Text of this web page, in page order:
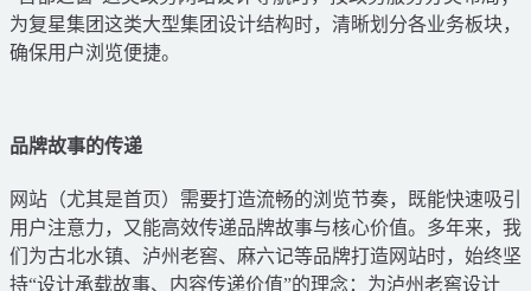
为复星集团这类大型集团设计结构时，清晰划分各业务板块，
确保用户浏览便捷。
品牌故事的传递
网站（尤其是首页）需要打造流畅的浏览节奏，既能快速吸引
用户注意力，又能高效传递品牌故事与核心价值。多年来，我
们为古北水镇、泸州老窖、麻六记等品牌打造网站时，始终坚
持“设计承载故事、内容传递价值”的理念：为泸州老窖设计